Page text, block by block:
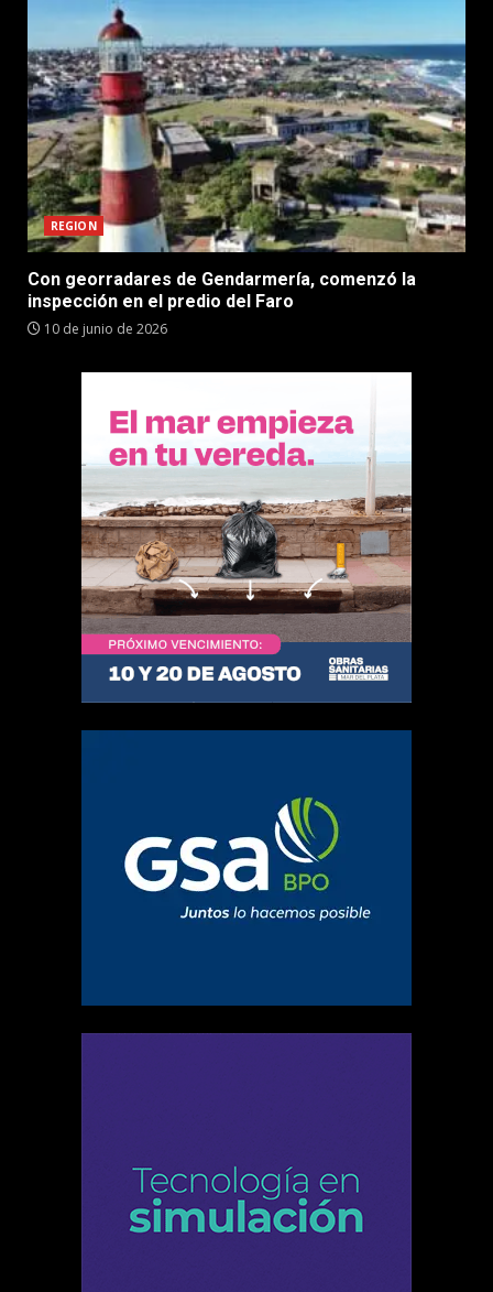
REGION
Con georradares de Gendarmería, comenzó la
inspección en el predio del Faro
10 de junio de 2026